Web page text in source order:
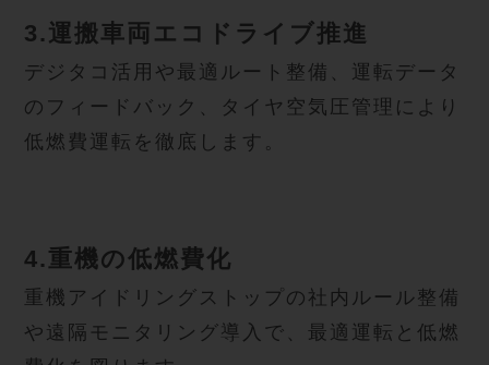
3.運搬車両エコドライブ推進
デジタコ活用や最適ルート整備、運転データ
のフィードバック、タイヤ空気圧管理により
低燃費運転を徹底します。
4.重機の低燃費化
重機アイドリングストップの社内ルール整備
や遠隔モニタリング導入で、最適運転と低燃